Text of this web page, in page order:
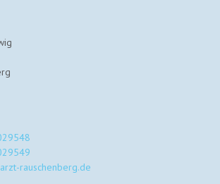
rauschenberg.de